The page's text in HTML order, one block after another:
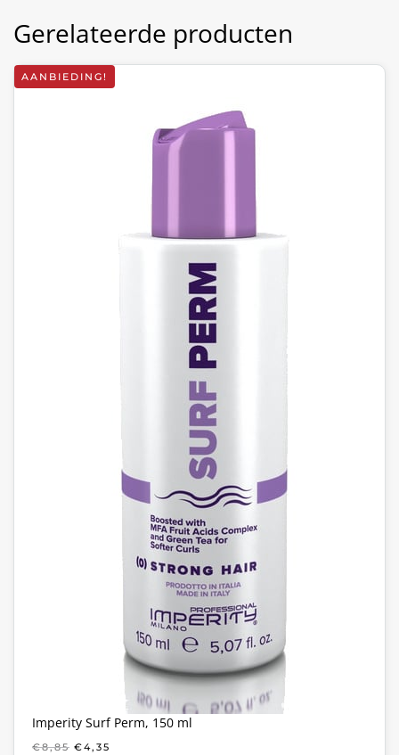
Gerelateerde producten
AANBIEDING!
Imperity Surf Perm, 150 ml
€8,85 OORSPRONKELIJKE
€4,35